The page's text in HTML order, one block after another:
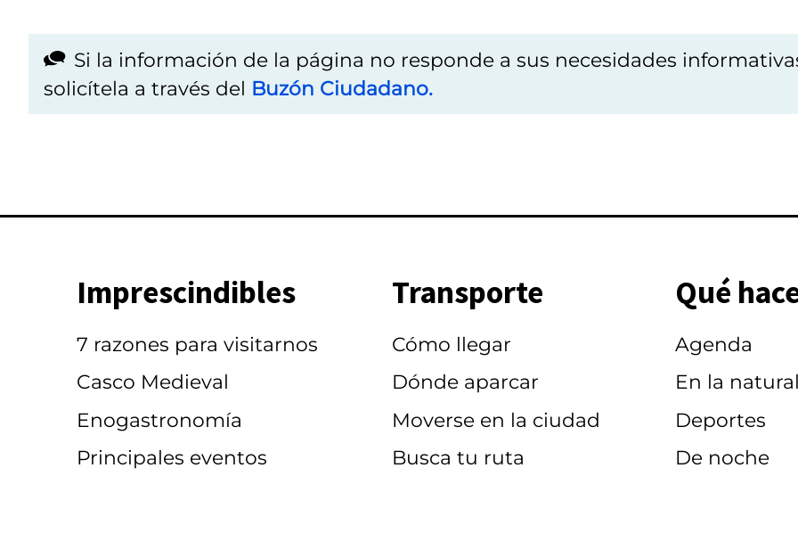
Si la información de la página no responde a sus necesidades
solicítela a través del Buzón Ciudadano.
Imprescindibles
7 razones para visitarnos
Casco Medieval
Enogastronomía
Principales eventos
Transporte
Cómo llegar
Dónde aparcar
Moverse en la ciudad
Busca tu ruta
Qué
Agenda
En la
Deportes
De noche